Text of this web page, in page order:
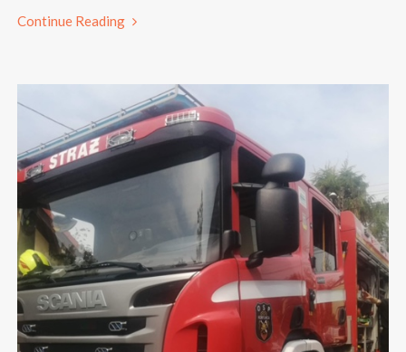
Continue Reading